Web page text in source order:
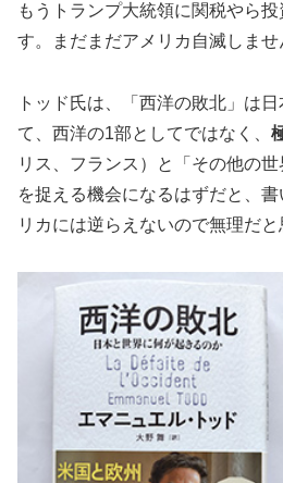
もうトランプ大統領に関税やら
す。まだまだアメリカ自滅しませ
トッド氏は、「西洋の敗北」は
て、西洋の1部としてではなく、
リス、フランス）と「その他の
を捉える機会になるはずだと、
リカには逆らえないので無理だと